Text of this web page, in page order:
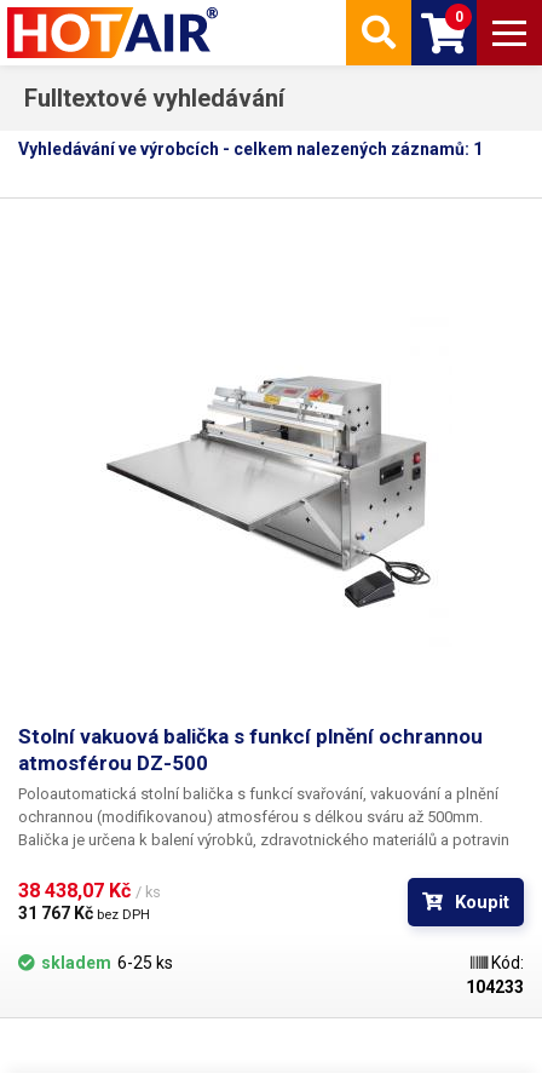
0
Fulltextové vyhledávání
Vyhledávání ve výrobcích - celkem nalezených záznamů: 1
Stolní vakuová balička s funkcí plnění ochrannou
atmosférou DZ-500
Poloautomatická stolní balička s funkcí svařování, vakuování a plnění
ochrannou (modifikovanou) atmosférou s délkou sváru až 500mm.
Balička je určena k balení výrobků, zdravotnického materiálů a potravin
ochrannou atmosférou.
Zařízení je možné využívat: 1) pouze jako
baličku / svářečku 2) jako externí vaukovačku 3) baličku potravin s
potravin do ochranné atmosféry dochází k výraznému prodloužení doby
trvanlivosti produktů jako jsou: Zelenina, pečivo, maso a masné výrobky,
potravin do modifikované atmosféry se používají plyny: Dusík, Kyslík a
38 438,07 Kč / ks
31 767 Kč bez DPH
Koupit
skladem 6-25 ks
Kód:
104233